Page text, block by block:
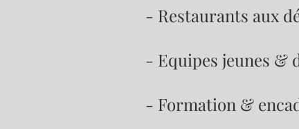
- Restaurants aux
- Equipes jeunes &
- Formation &